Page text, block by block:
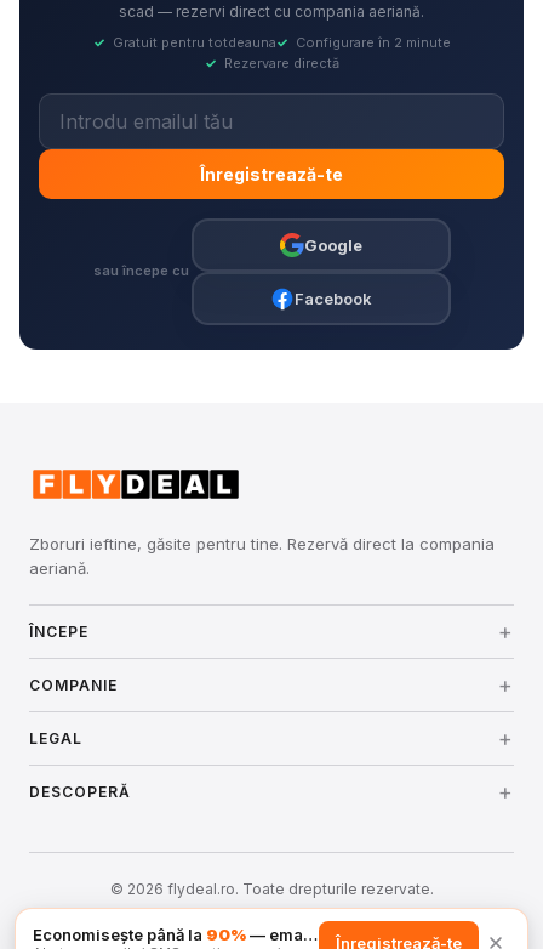
scad — rezervi direct cu compania aeriană.
✓ Gratuit pentru totdeauna✓ Configurare în 2 minute
✓ Rezervare directă
Înregistrează-te
sau începe cu
Google
Facebook
Economisește până la 90%— email și SMS Înregistrează-te
Zboruri ieftine, găsite pentru tine. Rezervă direct la compania
aeriană.
ÎNCEPE
Conectare
Prețuri
Cum funcționează
COMPANIE
Despre noi
Securitate
Contact
LEGAL
Termeni și condiții
Politica de confidențialitate
Politica de cookie-uri
DESCOPERĂ
© 2026 flydeal.ro. Toate drepturile rezervate.
Hartă site Setări cookie-uri